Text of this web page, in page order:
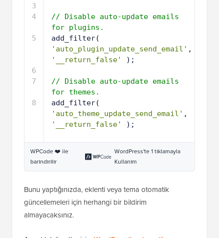
3
4
5
6
7
8
// Disable auto-update emails
for plugins.
'auto_plugin_update_send_email'
'__return_false'
);
// Disable auto-update emails
for themes.
'auto_theme_update_send_email'
'__return_false'
);
WPCode ❤️ ile
barındırılır
WordPress'te 1 tıklamayla
Kullanım
Bunu yaptığınızda, eklenti veya tema otomatik
güncellemeleri için herhangi bir bildirim
almayacaksınız.